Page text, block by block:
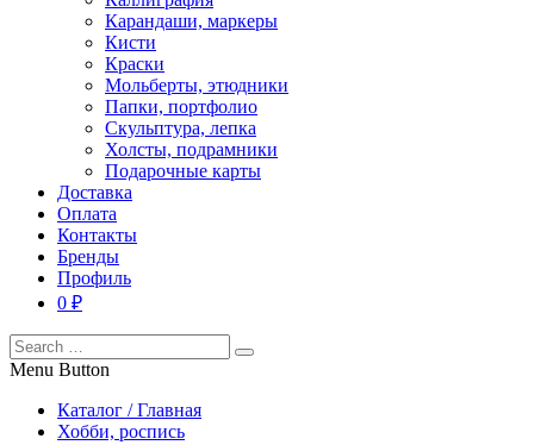
Карандаши, маркеры
Кисти
Краски
Мольберты, этюдники
Папки, портфолио
Скульптура, лепка
Холсты, подрамники
Подарочные карты
Доставка
Оплата
Контакты
Бренды
Профиль
0 ₽
Menu Button
Каталог / Главная
Хобби, роспись